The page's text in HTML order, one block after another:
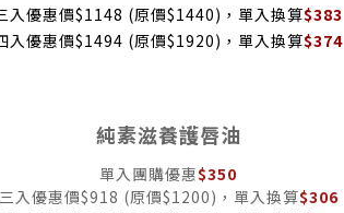
入優惠價$1148 (原價$1440)，單入換算$383
入優惠價$1494 (原價$1920)，單入換算$374
純素滋養護唇油
單入團購優惠$350
三入優惠價$918 (原價$1200)，單入換算$306